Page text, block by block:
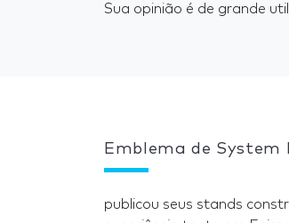
Sua opinião é de grande
Emblema de System
publicou seus stands